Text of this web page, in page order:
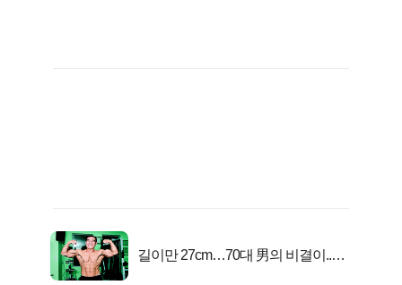
길이만 27cm…70대 男의 비결이..충